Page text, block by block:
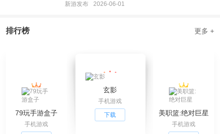
新游发布 2026-06-01
排行榜 更多 +
79玩手游盒子
手机游戏
玄影
手机游戏
下载
美职篮:绝对巨星
手机游戏